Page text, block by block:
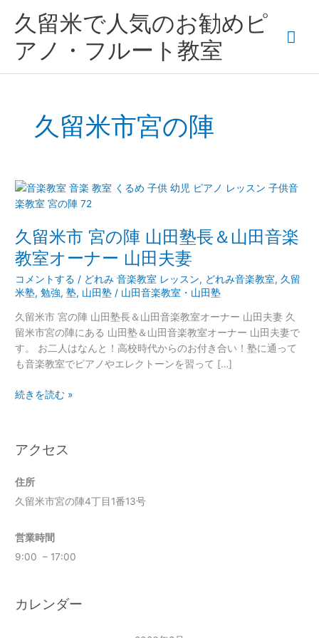
久留米で人気のお勧めピ
アノ・フルート教室
イ
ン
ー
久留米市宮の陣
久留米市 宮の陣 山田塾長＆山田音楽
教室オーナー 山田夫妻
コメントする / どれみ 音楽教室 レッスン, どれみ音楽教室, 久留
米塾,勉強,塾, 山田塾 / 山田音楽教室・山田塾
久留米市 宮の陣 山田塾長＆山田音楽教室オーナー 山田夫妻 久
留米市宮の陣にある 山田塾＆山田音楽教室オーナー 山田夫妻で
す。 お二人はなんと！高校時代からのお付き合い！塾に通って
も音楽教室でピアノやエレクトーンを習って […]
久
留
市
宮
の
陣
山
田
塾
長
＆
田
室
ー
ナ
山
夫
続きを読む »
アクセス
住所
久留米市宮の陣4丁目1番13号
営業時間
9:00 – 17:00
カレンダー